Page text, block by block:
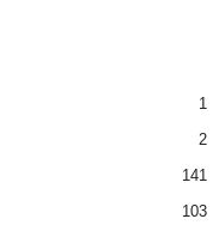
1
2
141
103